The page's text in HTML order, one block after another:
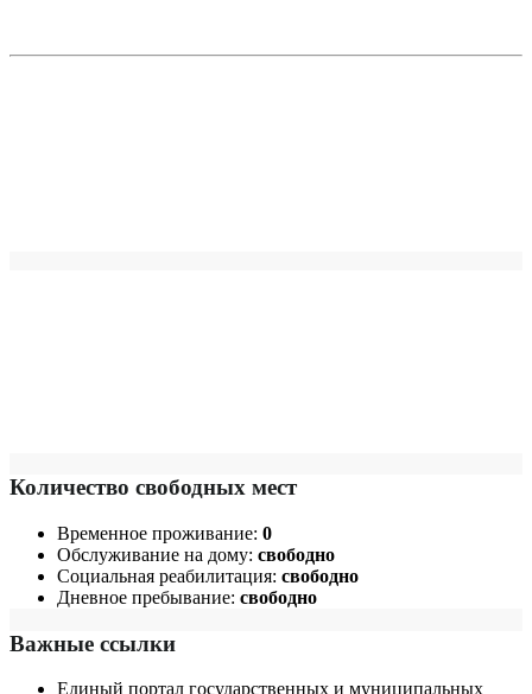
Количество свободных мест
Временное проживание: 0
Обслуживание на дому: свободно
Социальная реабилитация: свободно
Дневное пребывание: свободно
Важные ссылки
Единый портал государственных и муниципальных